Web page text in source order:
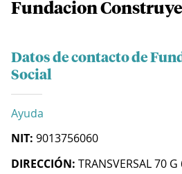
Fundacion
Datos de contacto de
Social
Ayuda
NIT: 9013756060
DIRECCIÓN: TRANSVERSAL 70